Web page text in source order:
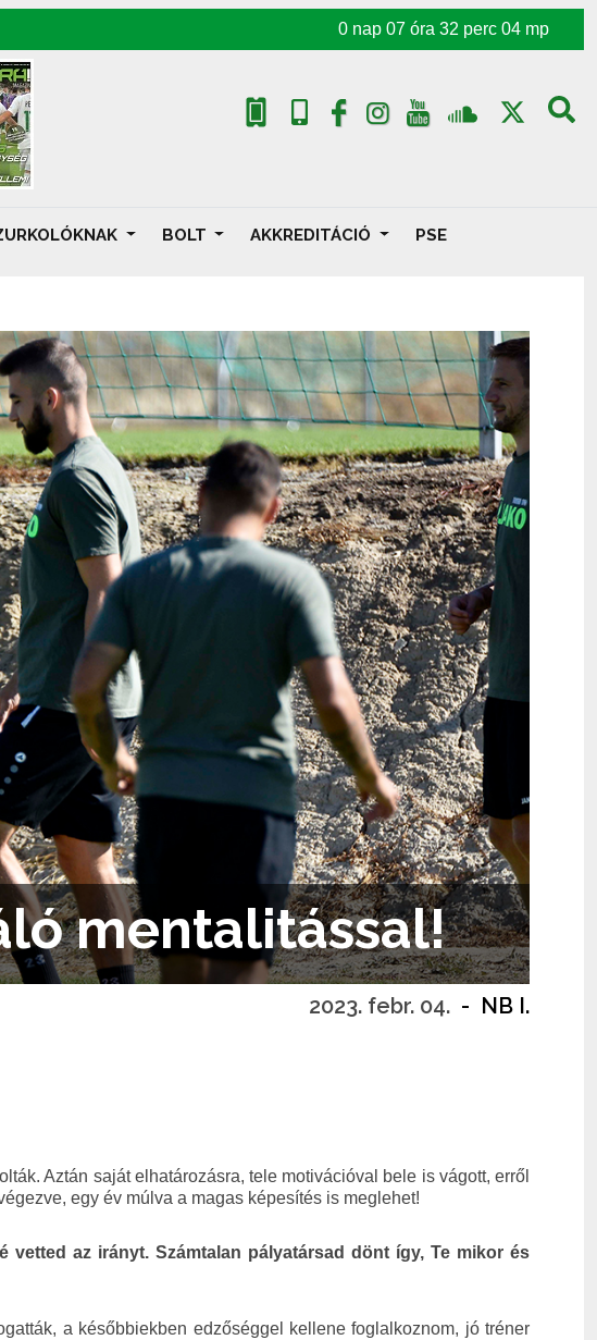
0 nap 07 óra 32 perc 02 mp
BOLT AKKREDITÁCIÓ PSE
mentalitással!
2023. febr. 04. - NB I.
Aztán saját elhatározásra, tele motivációval bele is vágott, erről
egy év múlva a magas képesítés is meglehet!
az irányt. Számtalan pályatársad dönt így, Te mikor és
a későbbiekben edzőséggel kellene foglalkoznom, jó tréner